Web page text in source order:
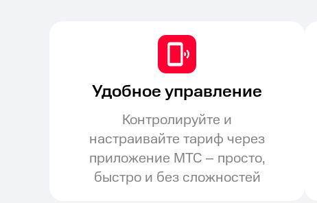
Удобное управление
Контролируйте и
настраивайте тариф через
приложение МТС – просто,
быстро и без сложностей